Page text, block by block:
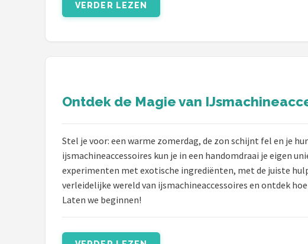
VERDER LEZEN
Ontdek de Magie van
Stel je voor: een warme zomerdag, de zon schijnt fel en je
ijsmachineaccessoires kun je in een handomdraai je eigen
experimenten met exotische ingrediënten, met de juiste
verleidelijke wereld van ijsmachineaccessoires en ontdek
Laten we beginnen!